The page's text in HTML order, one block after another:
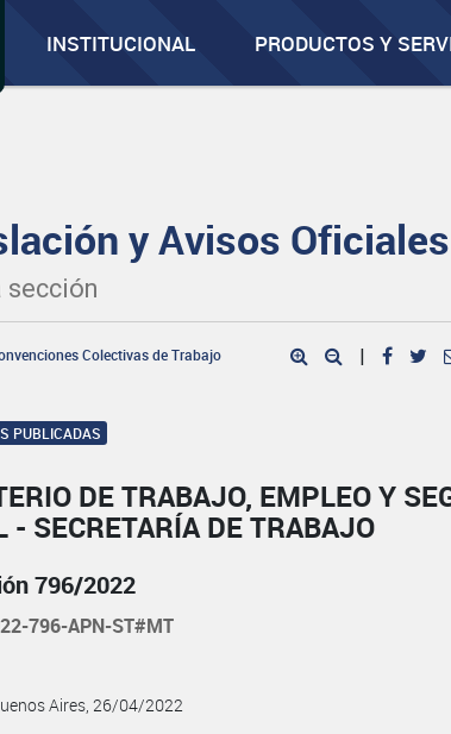
INSTITUCIONAL PRODUCTOS Y
y Avisos Oficiales
sección
Colectivas de Trabajo
|
PUBLICADAS
DE TRABAJO, EMPLEO Y
- SECRETARÍA DE TRABAJO
796/2022
796-APN-ST#MT
Aires, 26/04/2022